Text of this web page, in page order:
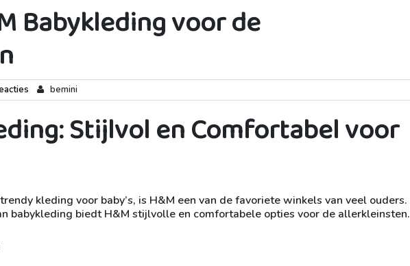
Babykleding voor de
bemini
Stijlvol en Comfortabel voor
kleding voor baby’s, is H&M een van de favoriete winkels van veel ouders.
babykleding biedt H&M stijlvolle en comfortabele opties voor de allerkleinsten.